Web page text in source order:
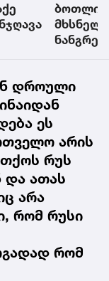
ბოთლის
დროული
ეს
არის
რუს
და ათას
არა
რომ რუსი
რომ